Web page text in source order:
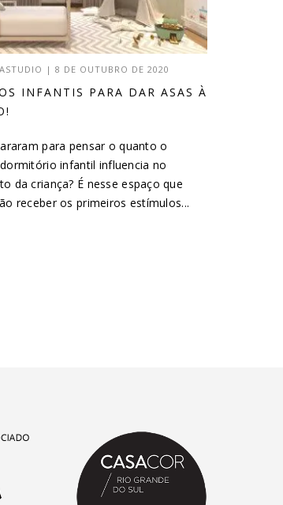
|8 DE OUTUBRO DE 2020
INFANTIS PARA DAR ASAS À
para pensar o quanto o
infantil influencia no
da criança? É nesse espaço que
receber os primeiros estímulos...